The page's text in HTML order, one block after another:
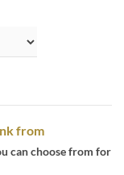
from
can choose from for